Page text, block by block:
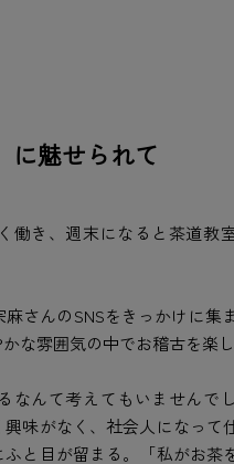
に魅せられて
働き、週末になると茶道教
さんのSNSをきっかけに集
な雰囲気の中でお稽古を楽し
なんて考えてもいませんで
味がなく、社会人になって
と目が留まる。「私がお茶